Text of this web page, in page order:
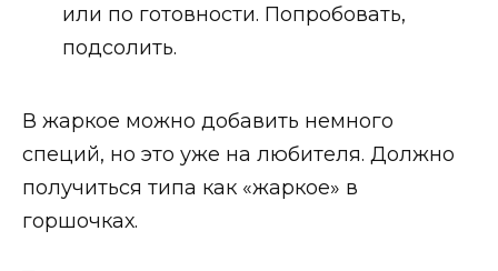
или по готовности. Попробовать,
подсолить.
В жаркое можно добавить немного
специй, но это уже на любителя. Должно
получиться типа как «жаркое» в
горшочках.